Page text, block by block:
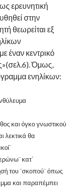
ερευνητική
στην
θεωρείται εξ
έναν κεντρικό
Όμως,
ενηλίκων:
και όγκο γνωστικού
λεκτικά θα
κατ΄
του ¨σκοπού¨ όπως
και παραπέμπει